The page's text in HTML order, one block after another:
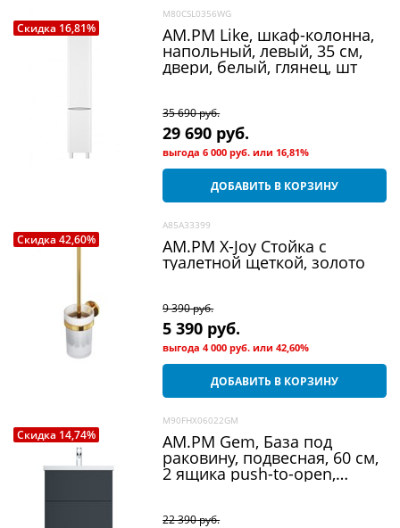
Скидка 16,81%
M80CSL0356WG
AM.PM Like, шкаф-колонна,
напольный, левый, 35 см,
двери, белый, глянец, шт
35 690 руб.
29 690 руб.
выгода6 000 руб. или 16,81%
ДОБАВИТЬ В КОРЗИНУ
Скидка 42,60%
A85A33399
AM.PM X-Joy Стойка с
туалетной щеткой, золото
9 390 руб.
5 390 руб.
выгода4 000 руб. или42,60%
ДОБАВИТЬ В КОРЗИНУ
Скидка 14,74%
M90FHX06022GM
AM.PM Gem, База под
раковину, подвесная, 60 см,
2 ящика push-to-open,
22 390 руб.